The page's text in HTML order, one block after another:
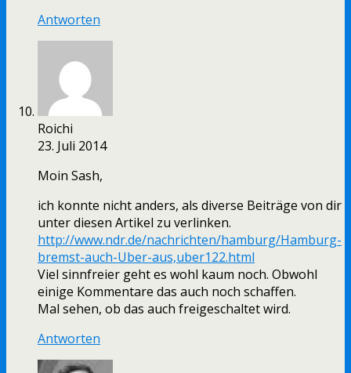
Antworten
Roichi
23. Juli 2014
Moin Sash,
ich konnte nicht anders, als diverse Beiträge von dir
unter diesen Artikel zu verlinken.
http://www.ndr.de/nachrichten/hamburg/Hamburg-
bremst-auch-Uber-aus,uber122.html
Viel sinnfreier geht es wohl kaum noch. Obwohl
einige Kommentare das auch noch schaffen.
Mal sehen, ob das auch freigeschaltet wird.
Antworten